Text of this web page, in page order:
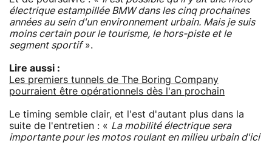
électrique estampillée BMW dans les cinq prochaines
années au sein d'un environnement urbain. Mais je suis
moins certain pour le tourisme, le hors-piste et le
segment sportif».
Lire aussi :
Les premiers tunnels de The Boring Company
pourraient être opérationnels dès l'an prochain
Le timing semble clair, et l'est d'autant plus dans la
suite de l'entretien : « La mobilité électrique sera
importante pour les motos roulant en milieu urbain d'ici